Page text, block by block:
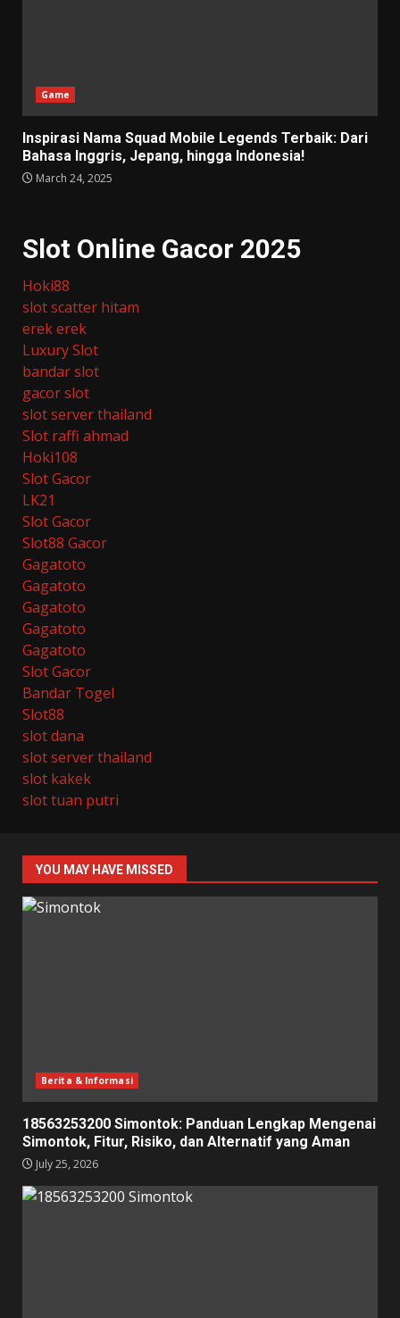
Game
Inspirasi Nama Squad Mobile Legends Terbaik: Dari
Bahasa Inggris, Jepang, hingga Indonesia!
March 24, 2025
Slot Online Gacor 2025
Hoki88
slot scatter hitam
erek erek
Luxury Slot
bandar slot
gacor slot
slot server thailand
Slot raffi ahmad
Hoki108
Slot Gacor
LK21
Slot Gacor
Slot88 Gacor
Gagatoto
Gagatoto
Gagatoto
Gagatoto
Gagatoto
Slot Gacor
Bandar Togel
Slot88
slot dana
slot server thailand
slot kakek
slot tuan putri
YOU MAY HAVE MISSED
Berita & Informasi
18563253200 Simontok: Panduan Lengkap Mengenai
Simontok, Fitur, Risiko, dan Alternatif yang Aman
July 25, 2026